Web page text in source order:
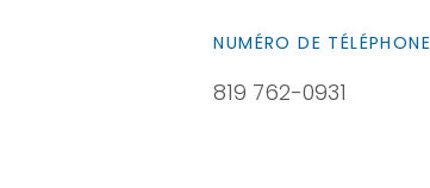
NUMÉRO DE TÉLÉPHONE
819 762-0931